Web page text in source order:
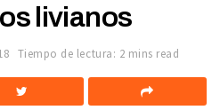
livianos
Tiempo de lectura: 2 mins read